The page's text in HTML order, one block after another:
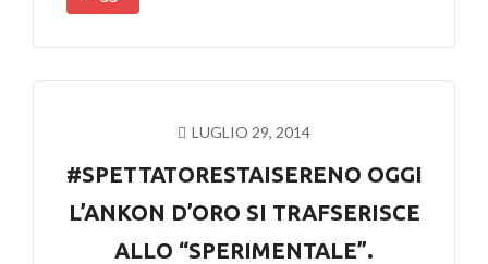
LUGLIO 29, 2014
#SPETTATORESTAISERENO OGGI
L’ANKON D’ORO SI TRAFSERISCE
ALLO “SPERIMENTALE”.